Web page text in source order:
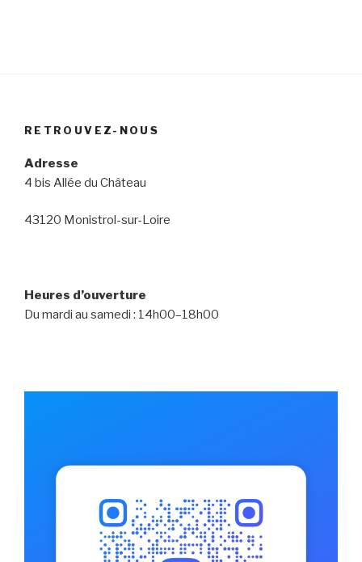
RETROUVEZ-NOUS
Adresse
4 bis Allée du Château
43120 Monistrol-sur-Loire
Heures d’ouverture
Du mardi au samedi : 14h00–18h00